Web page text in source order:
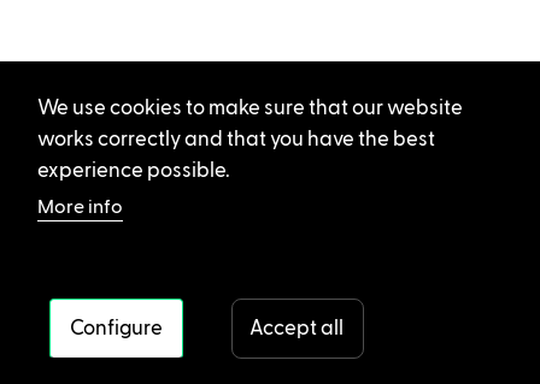
We use cookies to make sure that our website
works correctly and that you have the best
experience possible.
More info
Configure Accept all